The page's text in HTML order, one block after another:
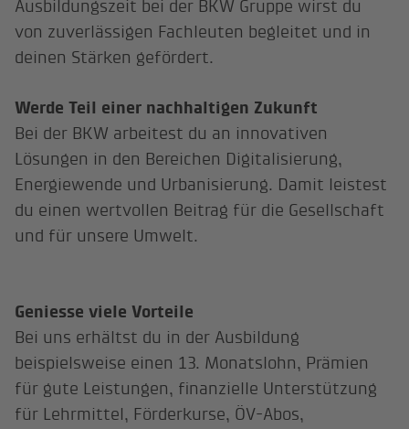
Ausbildungszeit bei der BKW Gruppe wirst du
von zuverlässigen Fachleuten begleitet und in
deinen Stärken gefördert.
Werde Teil einer nachhaltigen Zukunft
Bei der BKW arbeitest du an innovativen
Lösungen in den Bereichen Digitalisierung,
Energiewende und Urbanisierung. Damit leistest
du einen wertvollen Beitrag für die Gesellschaft
und für unsere Umwelt.
Geniesse viele Vorteile
Bei uns erhältst du in der Ausbildung
beispielsweise einen 13. Monatslohn, Prämien
für gute Leistungen, finanzielle Unterstützung
für Lehrmittel, Förderkurse, ÖV-Abos,